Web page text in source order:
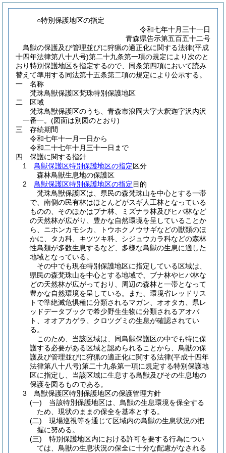
○特別保護地区の指定
令和七年十月三十一日
青森県告示第五百五十二号
鳥獣の保護及び管理並びに狩猟の適正化に関する法律(平成
十四年法律第八十八号)第二十九条第一項の規定により次のと
おり特別保護地区を指定するので、同条第四項において読み
替えて準用する同法第十五条第二項の規定により公示する。
一 名称
梵珠鳥獣保護区梵珠特別保護地区
二 区域
梵珠鳥獣保護区のうち、青森市浪岡大字大釈迦字沢内沢
一番一。 (図面は別図のとおり)
三 存続期間
令和七年十一月一日から
令和二十七年十月三十一日まで
四 保護に関する指針
1 鳥獣保護区特別保護地区の指定区分
森林鳥獣生息地の保護区
2 鳥獣保護区特別保護地区の指定目的
梵珠鳥獣保護区は、県民の森梵珠山を中心とする一帯
で、南側の民有林はほとんどがスギ人工林となっている
ものの、そのほかはブナ林、ミズナラ林及びヒバ林など
の天然林が広がり、豊かな自然環境を呈していることか
ら、ニホンカモシカ、トウホクノウサギなどの獣類のほ
かに、タカ科、キツツキ科、シジュウカラ科などの森林
性鳥類が多数生息するなど、多様な鳥獣の生息に適した
地域となっている。
その中でも現在特別保護地区に指定している区域は、
県民の森梵珠山を中心とする地域で、ブナ林やヒバ林な
どの天然林が広がっており、周辺の森林と一帯となって
豊かな自然環境を呈している。また、環境省レッドリス
トで準絶滅危惧種に分類されるマガン、オオタカ、県レ
ッドデータブックで希少野生生物に分類されるアオバ
ト、オオアカゲラ、クロツグミの生息が確認されてい
る。
このため、当該区域は、同鳥獣保護区の中でも特に保
護する必要がある区域と認められることから、鳥獣の保
護及び管理並びに狩猟の適正化に関する法律(平成十四年
法律第八十八号)第二十九条第一項に規定する特別保護地
区に指定し、当該区域に生息する鳥獣及びその生息地の
保護を図るものである。
3 鳥獣保護区特別保護地区の保護管理方針
(一) 当該特別保護地区は、鳥獣の生息環境を保全する
ため、現状のままの保全を基本とする。
(二) 現場巡視等を通じて区域内の鳥獣の生息状況の把
握に努める。
(三) 特別保護地区内における許可を要する行為につい
ては、鳥獣の生息状況の保全に十分な配慮がなされる